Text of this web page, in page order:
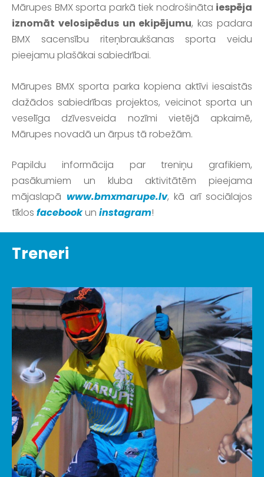
Mārupes BMX sporta parkā tiek nodrošināta iespēja
iznomāt velosipēdus un ekipējumu, kas padara
BMX sacensību riteņbraukšanas sporta veidu
pieejamu plašākai sabiedrībai.
Mārupes BMX sporta parka kopiena aktīvi iesaistās
dažādos sabiedrības projektos, veicinot sporta un
veselīga dzīvesveida nozīmi vietējā apkaimē,
Mārupes novadā un ārpus tā robežām.
Papildu informācija par treniņu grafikiem,
pasākumiem un kluba aktivitātēm pieejama
mājaslapā www.bmxmarupe.lv, kā arī sociālajos
tīklos facebookun instagram!
Treneri